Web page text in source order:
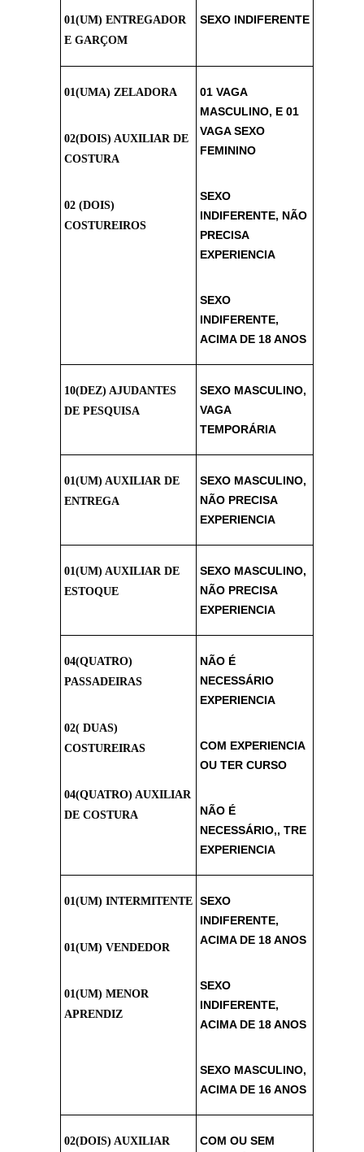
01(UM) ENTREGADOR
E GARÇOM
SEXO INDIFERENTE
01(UMA) ZELADORA
02(DOIS) AUXILIAR DE
COSTURA
02 (DOIS)
COSTUREIROS
01 VAGA
MASCULINO, E 01
VAGA SEXO
FEMININO
SEXO
INDIFERENTE, NÃO
PRECISA
EXPERIENCIA
SEXO
INDIFERENTE,
ACIMA DE 18 ANOS
10(DEZ) AJUDANTES
DE PESQUISA
SEXO MASCULINO,
VAGA
TEMPORÁRIA
01(UM) AUXILIAR DE
ENTREGA
SEXO MASCULINO,
NÃO PRECISA
EXPERIENCIA
01(UM) AUXILIAR DE
ESTOQUE
SEXO MASCULINO,
NÃO PRECISA
EXPERIENCIA
04(QUATRO)
PASSADEIRAS
02( DUAS)
COSTUREIRAS
04(QUATRO) AUXILIAR
DE COSTURA
NÃO É
NECESSÁRIO
EXPERIENCIA
COM EXPERIENCIA
OU TER CURSO
NÃO É
NECESSÁRIO,, TRE
EXPERIENCIA
01(UM) INTERMITENTE
01(UM) VENDEDOR
01(UM) MENOR
APRENDIZ
SEXO
INDIFERENTE,
ACIMA DE 18 ANOS
SEXO
INDIFERENTE,
ACIMA DE 18 ANOS
SEXO MASCULINO,
ACIMA DE 16 ANOS
02(DOIS) AUXILIAR
COM OU SEM